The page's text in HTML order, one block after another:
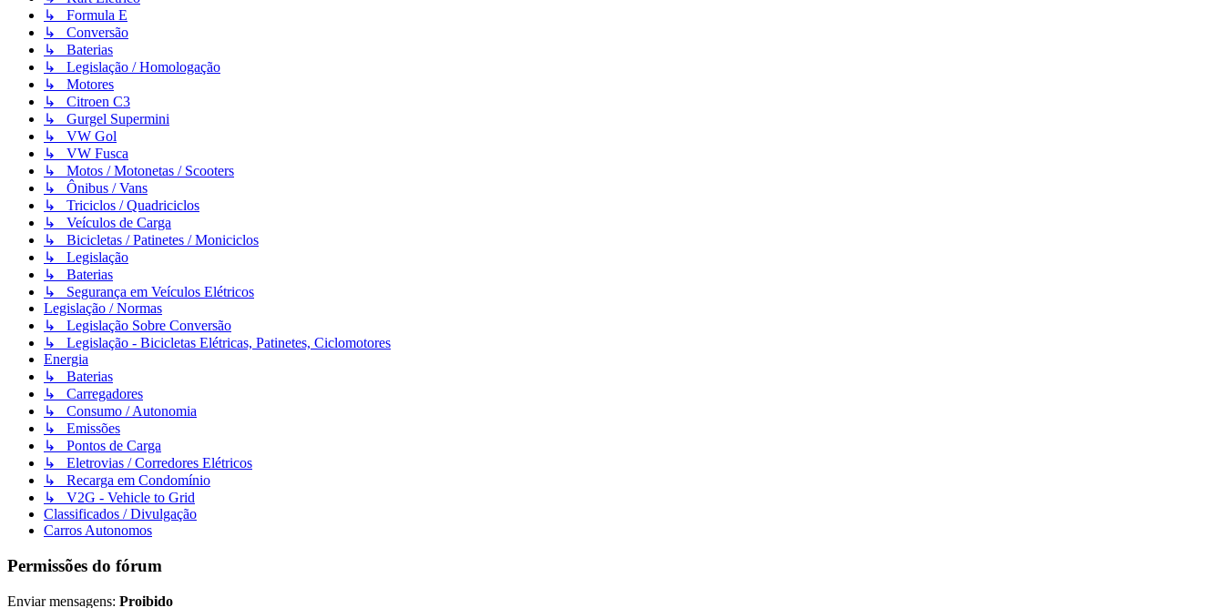
↳ Formula E
↳ Conversão
↳ Baterias
↳ Legislação / Homologação
↳ Motores
↳ Citroen C3
↳ Gurgel Supermini
↳ VW Gol
↳ VW Fusca
↳ Motos / Motonetas / Scooters
↳ Ônibus / Vans
↳ Triciclos / Quadriciclos
↳ Veículos de Carga
↳ Bicicletas / Patinetes / Moniciclos
↳ Legislação
↳ Baterias
↳ Segurança em Veículos Elétricos
Legislação / Normas
↳ Legislação Sobre Conversão
↳ Legislação - Bicicletas Elétricas, Patinetes, Ciclomotores
Energia
↳ Baterias
↳ Carregadores
↳ Consumo / Autonomia
↳ Emissões
↳ Pontos de Carga
↳ Eletrovias / Corredores Elétricos
↳ Recarga em Condomínio
↳ V2G - Vehicle to Grid
Classificados / Divulgação
Carros Autonomos
Permissões do fórum
Enviar mensagens: Proibido